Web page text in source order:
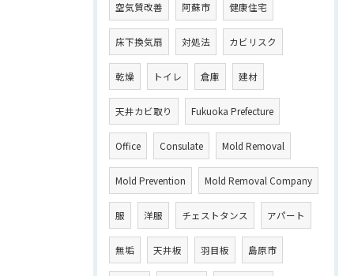
空気質改善 阿蘇市 健康住宅
床下換気扇 対処法 カビリスク
乾燥 トイレ 倉庫 建材
天井カビ取り Fukuoka Prefecture
Office Consulate Mold Removal
Mold Prevention Mold Removal Company
服 洋服 チェストタンス アパート
無垢 天井板 羽目板 島原市